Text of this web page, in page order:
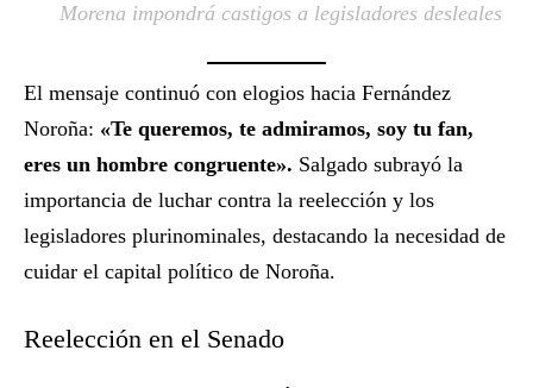
Morena impondrá castigos a legisladores desleales
El mensaje continuó con elogios hacia Fernández
Noroña: «Te queremos, te admiramos, soy tu fan,
eres un hombre congruente». Salgado subrayó la
importancia de luchar contra la reelección y los
legisladores plurinominales, destacando la necesidad de
cuidar el capital político de Noroña.
Reelección en el Senado